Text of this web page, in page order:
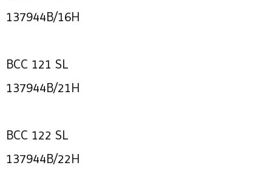
137944B/16H
BCC 121 SL
137944B/21H
BCC 122 SL
137944B/22H